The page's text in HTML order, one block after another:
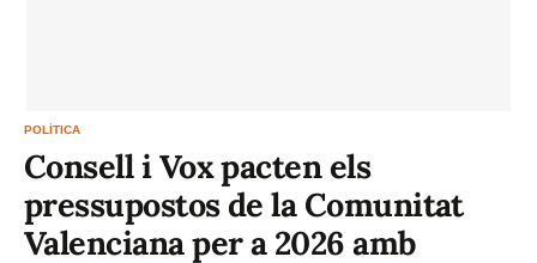
POLÍTICA
Consell i Vox pacten els
pressupostos de la Comunitat
Valenciana per a 2026 amb